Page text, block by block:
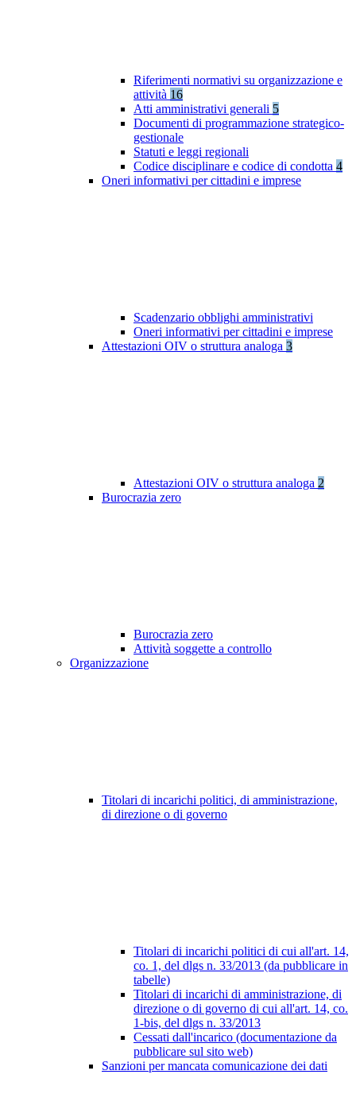
Riferimenti normativi su organizzazione e
attività 16
Atti amministrativi generali 5
Documenti di programmazione strategico-
gestionale
Statuti e leggi regionali
Codice disciplinare e codice di condotta 4
Oneri informativi per cittadini e imprese
Scadenzario obblighi amministrativi
Oneri informativi per cittadini e imprese
Attestazioni OIV o struttura analoga 3
Attestazioni OIV o struttura analoga 2
Burocrazia zero
Burocrazia zero
Attività soggette a controllo
Organizzazione
Titolari di incarichi politici, di amministrazione,
di direzione o di governo
Titolari di incarichi politici di cui all'art. 14,
co. 1, del dlgs n. 33/2013 (da pubblicare in
tabelle)
Titolari di incarichi di amministrazione, di
direzione o di governo di cui all'art. 14, co.
1-bis, del dlgs n. 33/2013
Cessati dall'incarico (documentazione da
pubblicare sul sito web)
Sanzioni per mancata comunicazione dei dati